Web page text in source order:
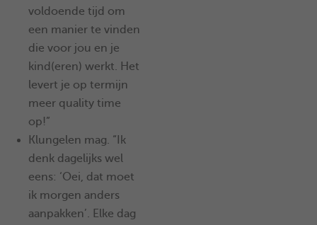
voldoende tijd om
een manier te vinden
die voor jou en je
kind(eren) werkt. Het
levert je op termijn
meer quality time
op!”
Klungelen mag. “Ik
denk dagelijks wel
eens: ‘Oei, dat moet
ik morgen anders
aanpakken’. Elke dag